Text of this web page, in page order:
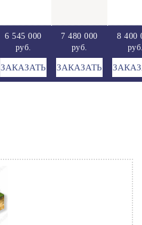
6 545 000
руб.
ЗАКАЗАТЬ
7 480 000
руб.
ЗАКАЗАТЬ
8 400